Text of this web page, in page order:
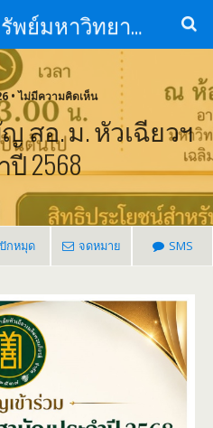
สหกรณ์ออมทรัพย์มหาวิทยาลัยหัวเฉียวเฉลิมพระเกียรติ จำกัด
• ไม่มีความคิดเห็น
สอ. ม. หัวเฉียวฯ
2568
ปักหมุด จดหมาย SMS